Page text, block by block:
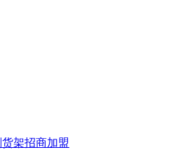
货架招商加盟